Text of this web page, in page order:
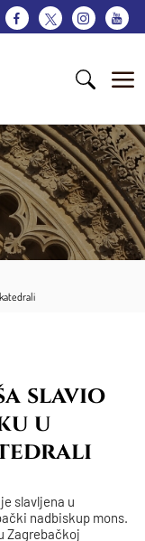
slavio
u
slavljena u
nadbiskup mons.
Zagrebačkoj